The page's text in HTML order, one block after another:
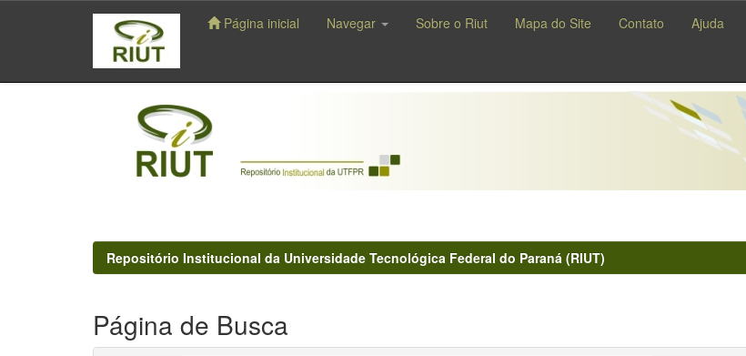
navigation
Página inicial Navegar Sobre o Riut Mapa do Site Contato Ajuda
Repositório Institucional da Universidade Tecnológica Federal do Paraná (RIUT)
Página de Busca